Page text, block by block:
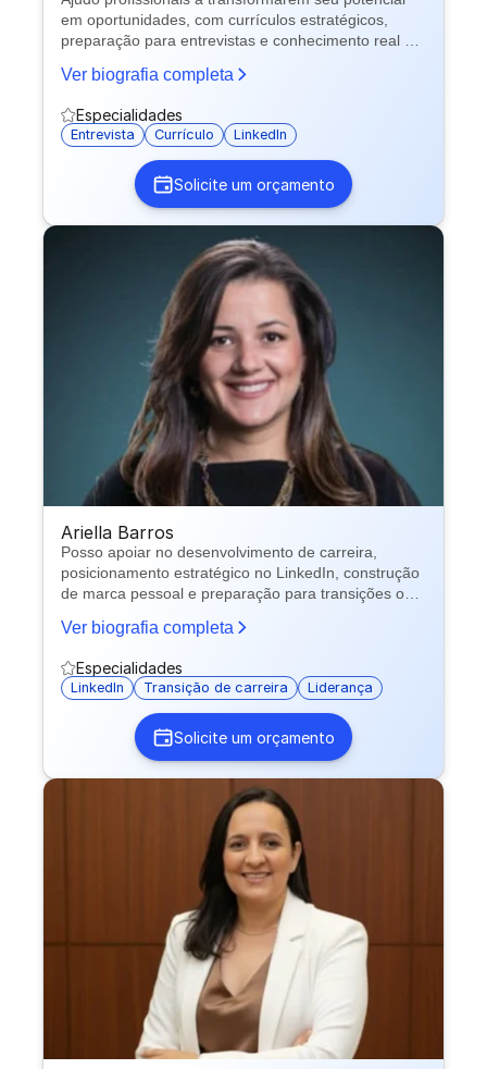
em oportunidades, com currículos estratégicos,
preparação para entrevistas e conhecimento real de
Ver biografia completa
Especialidades
Entrevista Currículo LinkedIn
Solicite um orçamento
Ariella Barros
Posso apoiar no desenvolvimento de carreira,
posicionamento estratégico no LinkedIn, construção
de marca pessoal e preparação para transições ou
visibilidade.
Ver biografia completa
Especialidades
LinkedIn Transição de carreira Liderança
Solicite um orçamento